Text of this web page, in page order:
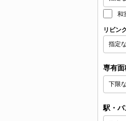
和
リビン
専有面
駅・バ